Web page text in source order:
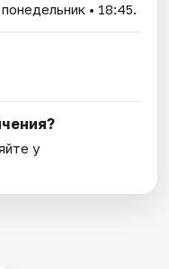
понедельник • 18:45.
у